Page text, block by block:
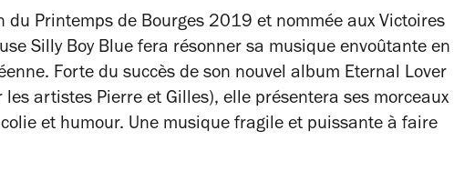
du Printemps de Bourges 2019 et nommée aux Victoires
Silly Boy Blue fera résonner sa musique envoûtante en
Forte du succès de son nouvel album Eternal Lover
les artistes Pierre et Gilles), elle présentera ses morceaux
et humour. Une musique fragile et puissante à faire